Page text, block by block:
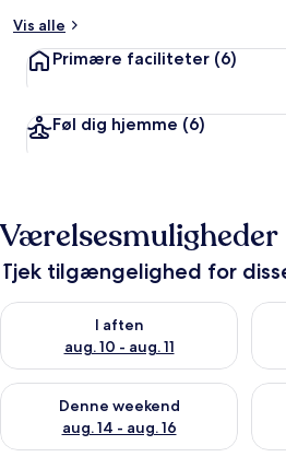
Vis alle
Primære faciliteter (6)
Føl dig hjemme (6)
Værelsesmuligheder
Tjek tilgængelighed for
I aften
aug. 10 - aug. 11
Tjek tilgængelighed for i aften aug.
Denne weekend
aug. 14 - aug. 16
Tjek tilgængelighed for denne